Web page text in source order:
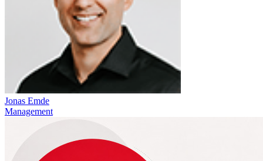
Jonas Emde
Management